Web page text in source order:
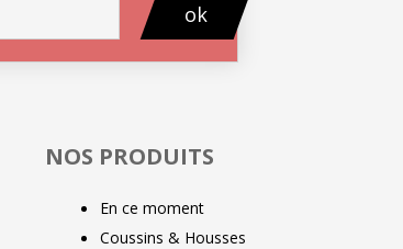
ok
NOS PRODUITS
En ce moment
Coussins & Housses